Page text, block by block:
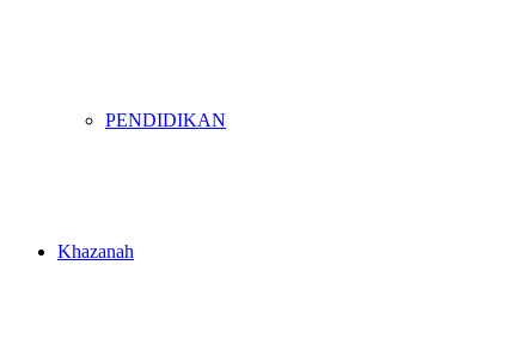
PENDIDIKAN
Khazanah